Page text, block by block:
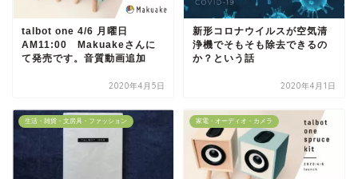
talbot one 4/6 月曜日
AM11:00 Makuakeさんに
て発売です。音質動画追加
2020年4月5日
新形コロナウイルスが空気清
浄機でそもそも除去できるの
か？という話
2020年4月1日
生活・雑貨・文房具・ファッション 家電・オーディオ・カメラ